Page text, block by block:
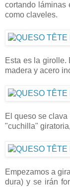
cortando láminas
como claveles.
Esta es la girolle.
madera y acero
El queso se
"cuchilla"
Empezamos a
dura) y se irán